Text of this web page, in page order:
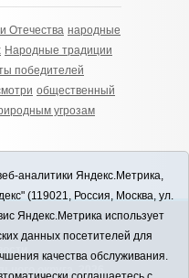
Отечества народные
Народные традиции
победителей
общественный
угрозам
округа, 2026
аналитики Яндекс.Метрика,
(119021, Россия, Москва, ул.
Яндекс.Метрика использует
данных посетителей для
качества обслуживания.